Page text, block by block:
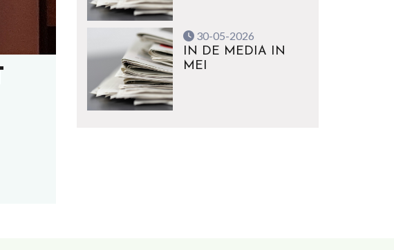
30-05-2026
IN DE MEDIA IN
MEI